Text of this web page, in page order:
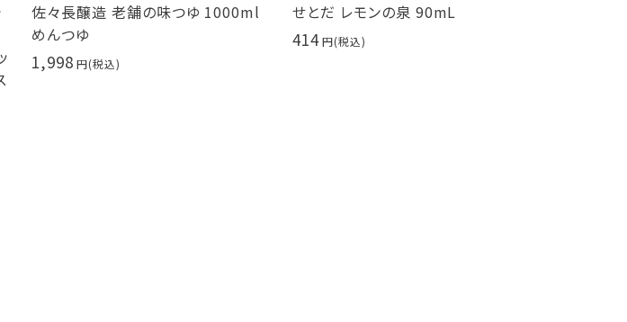
佐々長醸造 老舗の味つゆ 1000ml
めんつゆ
1,998
せとだ レモンの泉 90mL
414